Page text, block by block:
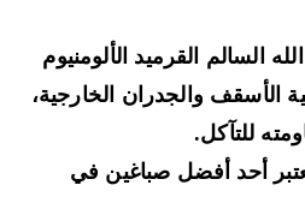
القرميد الألومنيوم
والجدران الخارجية،
للتآكل.
أحد أفضل صباغين في